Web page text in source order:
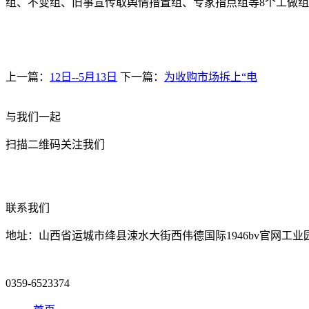
组、不变组、旧事宣传取舆情措置组、专家指点组等8个工做组
上一篇： 12日--5月13日 下一篇： 为收购市场拆上“电
与我们一起
扫描二维码关注我们
联系我们
地址：山西省运城市绛县涑水大街西伟德国际1946bv官网工业
0359-6523374